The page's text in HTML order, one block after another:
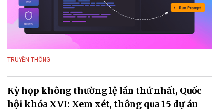
TRUYỀN THÔNG
Kỳ họp không thường lệ lần thứ nhất, Quốc
hội khóa XVI: Xem xét, thông qua 15 dự án